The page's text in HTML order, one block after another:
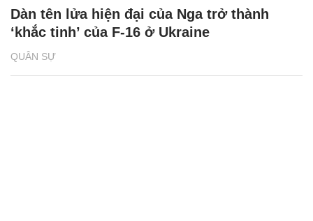
QUÂN SỰ
Dàn tên lửa hiện đại của Nga trở thành
‘khắc tinh’ của F-16 ở Ukraine